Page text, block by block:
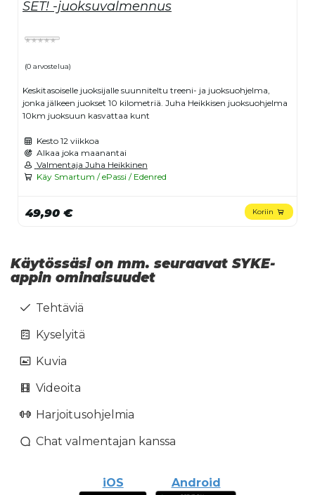
SET! -juoksuvalmennus
(0 arvostelua)
Keskitasoiselle juoksijalle suunniteltu treeni- ja juoksuohjelma,
jonka jälkeen juokset 10 kilometriä. Juha Heikkisen juoksuohjelma
10km juoksuun kasvattaa kunt
Kesto 12 viikkoa
Alkaa joka maanantai
Valmentaja Juha Heikkinen
Käy Smartum / ePassi / Edenred
49,90 € Koriin
Käytössäsi on mm. seuraavat SYKE-
appin ominaisuudet
Tehtäviä
Kyselyitä
Kuvia
Videoita
Harjoitusohjelmia
Chat valmentajan kanssa
iOS Android